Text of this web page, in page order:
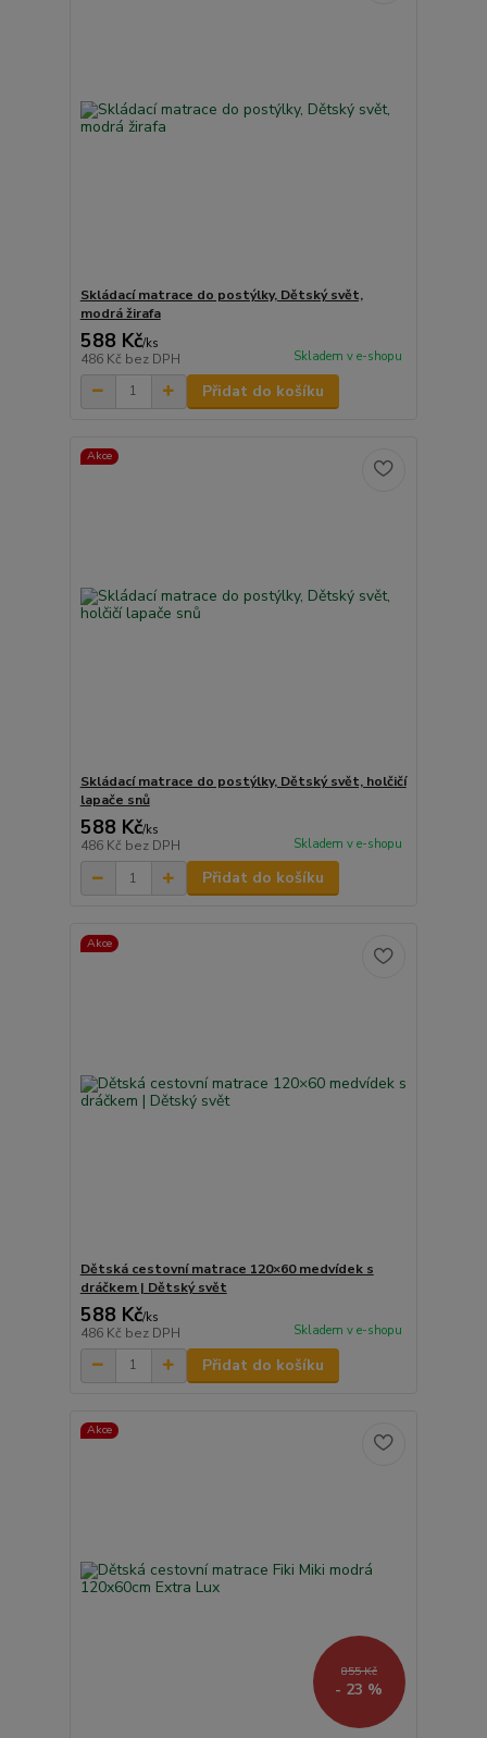
Skládací matrace do postýlky, Dětský svět,
modrá žirafa
588 Kč/ks
486 Kč bez DPH Skladem v e-shopu
Přidat do košíku
Akce
Skládací matrace do postýlky, Dětský svět, holčičí
lapače snů
588 Kč/ks
486 Kč bez DPH Skladem v e-shopu
Přidat do košíku
Akce
Dětská cestovní matrace 120×60 medvídek s
dráčkem | Dětský svět
588 Kč/ks
486 Kč bez DPH Skladem v e-shopu
Přidat do košíku
Akce
855 Kč
- 23 %